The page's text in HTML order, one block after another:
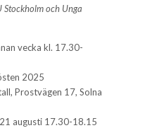
Stockholm och Unga
vecka kl. 17.30-
2025
Prostvägen 17, Solna
augusti 17.30-18.15